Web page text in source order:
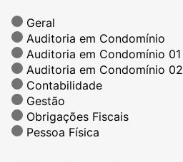
Geral
Auditoria em Condomínio
Auditoria em Condomínio 01
Auditoria em Condomínio 02
Contabilidade
Gestão
Obrigações Fiscais
Pessoa Física